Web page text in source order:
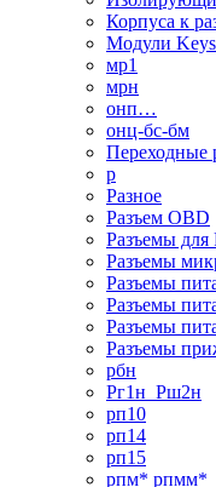
Корпуса к
Модули
мр1
мрн
онп…
онц-бс-бм
Переходные
р
Разное
Разъем OBD
Разъемы для
Разъемы
Разъемы
Разъемы
Разъемы
Разъемы
рбн
Рг1н_Рш2н
рп10
рп14
рп15
рпм* рпмм*